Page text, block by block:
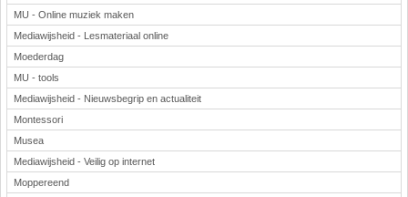
MU - Online muziek maken
Mediawijsheid - Lesmateriaal online
Moederdag
MU - tools
Mediawijsheid - Nieuwsbegrip en actualiteit
Montessori
Musea
Mediawijsheid - Veilig op internet
Moppereend